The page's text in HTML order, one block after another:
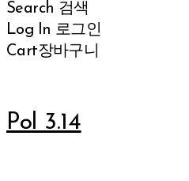
Search 검색
Log In 로그인
Cart장바구니
Pol 3.14